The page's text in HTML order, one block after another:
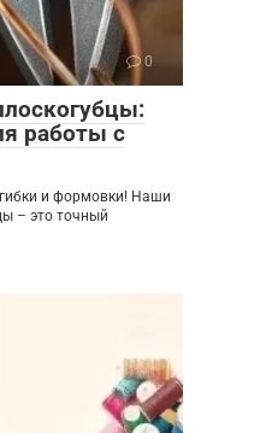
0
работы с
и формовки! Наши
– это точный